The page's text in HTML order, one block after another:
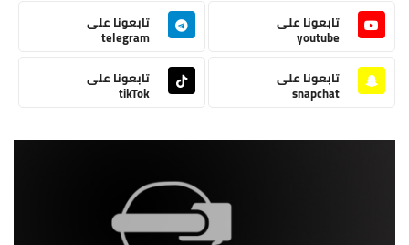
تابعونا على
youtube
تابعونا على
telegram
تابعونا على
snapchat
تابعونا على
tikTok